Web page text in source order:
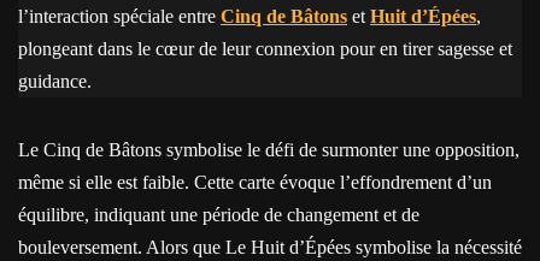
l’interaction spéciale entre Cinq de Bâtons et Huit d’Épées,
plongeant dans le cœur de leur connexion pour en tirer sagesse et
guidance.
Le Cinq de Bâtons symbolise le défi de surmonter une opposition,
même si elle est faible. Cette carte évoque l’effondrement d’un
équilibre, indiquant une période de changement et de
bouleversement. Alors que Le Huit d’Épées symbolise la nécessité